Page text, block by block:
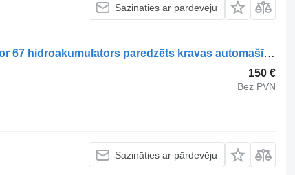
Sazināties ar pārdevēju
Zettelmeyer Occ hydraulische acumulator 67 hidroakumulators paredzēts kravas automašīnas
150 €
Bez PVN
Sazināties ar pārdevēju